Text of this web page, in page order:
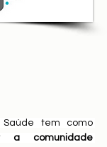
tem como
a comunidade